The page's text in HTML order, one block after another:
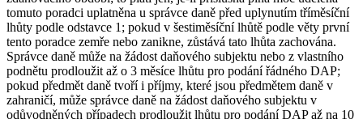
tomuto poradci uplatněna u správce daně před uplynutím tříměsíční
lhůty podle odstavce 1; pokud v šestiměsíční lhůtě podle věty první
tento poradce zemře nebo zanikne, zůstává tato lhůta zachována.
Správce daně může na žádost daňového subjektu nebo z vlastního
podnětu prodloužit až o 3 měsíce lhůtu pro podání řádného DAP;
pokud předmět daně tvoří i příjmy, které jsou předmětem daně v
zahraničí, může správce daně na žádost daňového subjektu v
odůvodněných případech prodloužit lhůtu pro podání DAP až na 10